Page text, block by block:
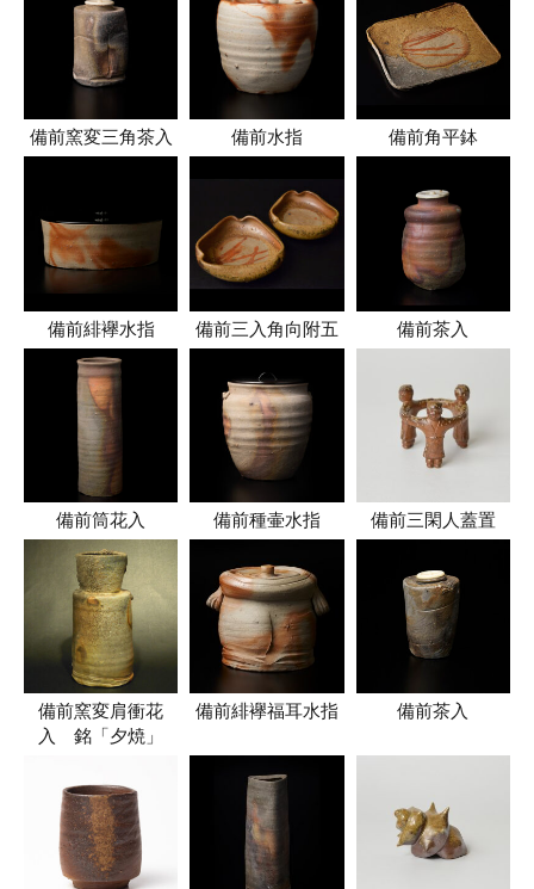
備前窯変三角茶入 備前水指 備前角平鉢
備前緋襷水指 備前三入角向附五 備前茶入
備前筒花入 備前種壷水指 備前三閑人蓋置
備前窯変肩衝花
入 銘「夕焼」
備前緋襷福耳水指 備前茶入